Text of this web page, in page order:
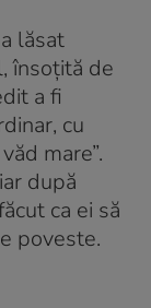
lăsat
însoțită de
a fi
cu
mare”.
după
ca ei să
poveste.